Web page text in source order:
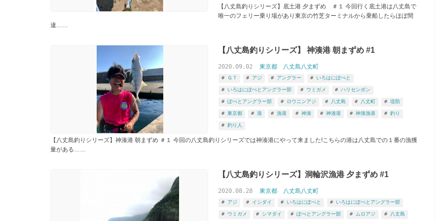
釣りブログ ぽぺとアングラー部 から
【八丈島釣りシリーズ】底土港 夕まずめ ＃１ 今回行く底土港は八丈島で
唯一のフェリー乗り場があり東京の竹芝ターミナルから乗船したらほぼ間
違……
【八丈島釣りシリーズ】 神湊港 朝まずめ #1
2020.09.02 東京都 八丈島八丈町
ＧＴ アジ アングラー いろはにぽぺと
いろはにぽぺとアングラー部 ウミガメ ハリセンボン
ぽぺとアングラー部 ロウニンアジ 八丈島 八丈町 堤防
東京都 港 漁港 神湊 神湊港 神湊漁港 釣り
釣り人
【八丈島釣りシリーズ】神湊港 朝まずめ ＃１ 今回の八丈島釣りシリーズでは神湊港にやって来ました!こちらの港は八丈島での１番の漁獲
量がある……
【八丈島釣りシリーズ】洞輪沢漁港 夕まずめ #1
2020.08.28 東京都 八丈島八丈町
アジ イシダイ いろはにぽぺと いろはにぽぺとアングラー部
ウミガメ シマダイ ぽぺとアングラー部 ムロアジ 八丈島